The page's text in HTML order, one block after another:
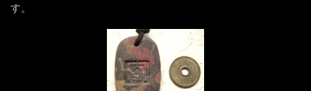
す。